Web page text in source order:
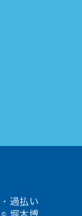
過払い